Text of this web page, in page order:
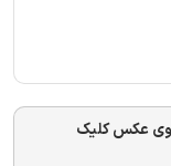
روی عکس کلیک